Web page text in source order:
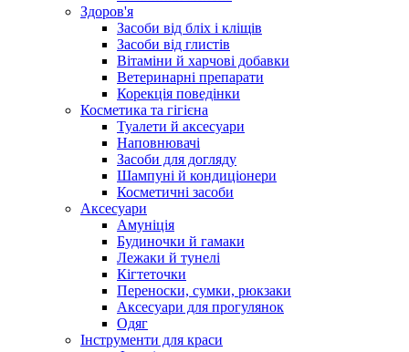
Здоров'я
Засоби від бліх і кліщів
Засоби від глистів
Вітаміни й харчові добавки
Ветеринарні препарати
Корекція поведінки
Косметика та гігієна
Туалети й аксесуари
Наповнювачі
Засоби для догляду
Шампуні й кондиціонери
Косметичні засоби
Аксесуари
Амуніція
Будиночки й гамаки
Лежаки й тунелі
Кігтеточки
Переноски, сумки, рюкзаки
Аксесуари для прогулянок
Одяг
Інструменти для краси